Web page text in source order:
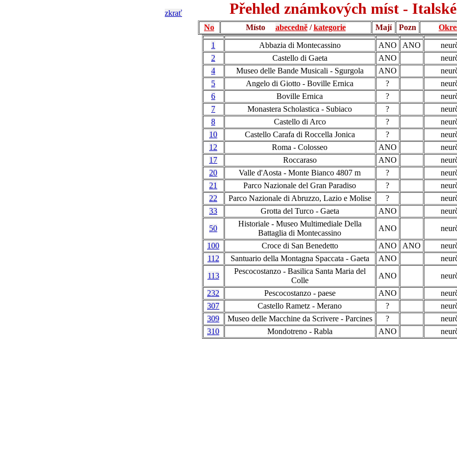
zkrať Přehled známkových míst - Italské
No
Místo abecedně/kategorie Mají Pozn
1 Abbazia di Montecassino ANO ANO
2
Castello di Gaeta ANO
4
Museo delle Bande Musicali - Sgurgola ANO
5
Angelo di Giotto - Boville Ernica ?
6
Boville Ernica ?
7
Monastera Scholastica - Subiaco ?
8
Castello di Arco ?
10
Castello Carafa di Roccella Jonica ?
12
Roma - Colosseo ANO
17
Roccaraso ANO
20
Valle d'Aosta - Monte Bianco 4807 m ?
21
Parco Nazionale del Gran Paradiso ?
22
Parco Nazionale di Abruzzo, Lazio e Molise ?
33
Grotta del Turco - Gaeta ANO
50
Historiale - Museo Multimediale Della
Battaglia di Montecassino
ANO
100
Croce di San Benedetto ANO ANO
112
Santuario della Montagna Spaccata - Gaeta ANO
113
Pescocostanzo - Basilica Santa Maria del
Colle
ANO
232
Pescocostanzo - paese ANO
307
Castello Rametz - Merano ?
309
Museo delle Macchine da Scrivere - Parcines ?
310
Mondotreno - Rabla ANO